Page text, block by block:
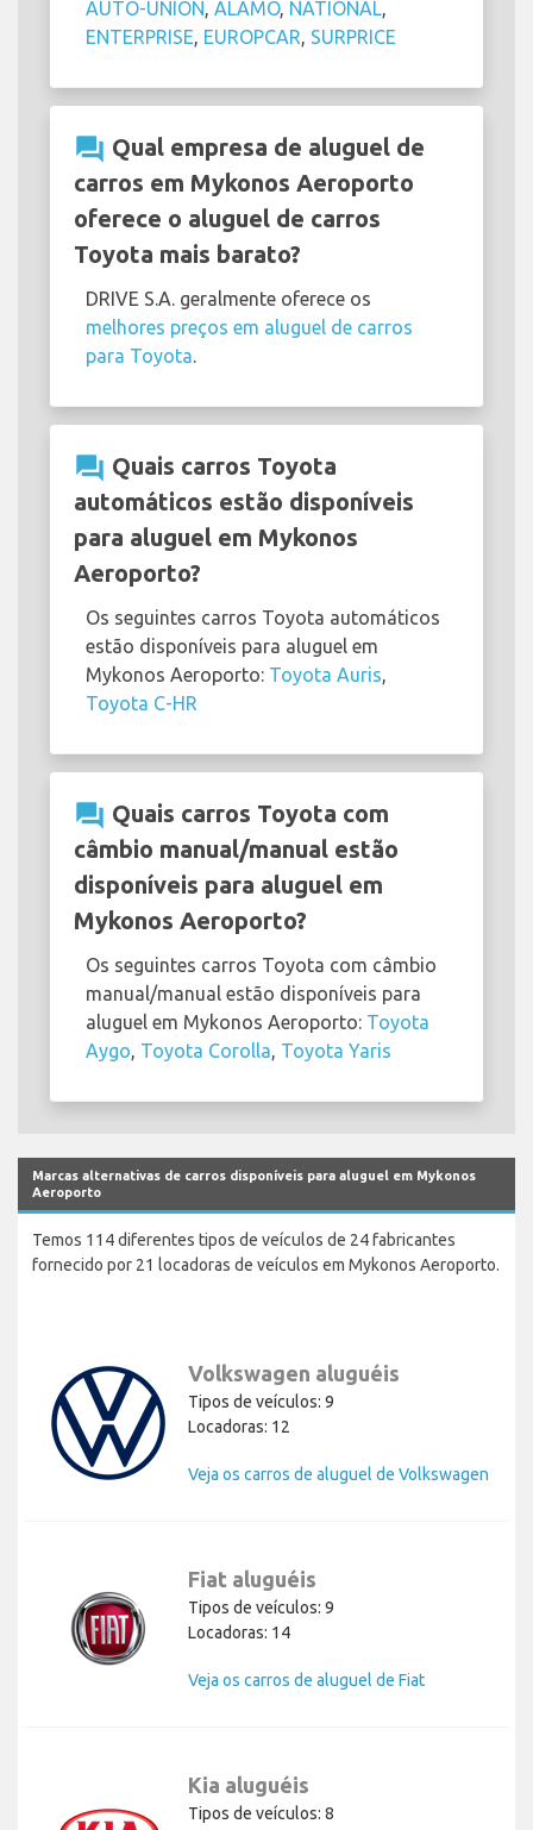
AUTO-UNION, ALAMO, NATIONAL,
ENTERPRISE, EUROPCAR, SURPRICE
question_answer Qual empresa de aluguel de
carros em Mykonos Aeroporto
oferece o aluguel de carros
Toyota mais barato?
DRIVE S.A. geralmente oferece os
melhores preços em aluguel de carros
para Toyota.
question_answer Quais carros Toyota
automáticos estão disponíveis
para aluguel em Mykonos
Aeroporto?
Os seguintes carros Toyota automáticos
estão disponíveis para aluguel em
Mykonos Aeroporto: Toyota Auris,
Toyota C-HR
question_answer Quais carros Toyota com
câmbio manual/manual estão
disponíveis para aluguel em
Mykonos Aeroporto?
Os seguintes carros Toyota com câmbio
manual/manual estão disponíveis para
aluguel em Mykonos Aeroporto: Toyota
Aygo, Toyota Corolla, Toyota Yaris
Marcas alternativas de carros disponíveis para aluguel em Mykonos
Aeroporto
Temos 114 diferentes tipos de veículos de 24 fabricantes
fornecido por 21 locadoras de veículos em Mykonos Aeroporto.
Volkswagen aluguéis
Tipos de veículos: 9
Locadoras: 12
Veja os carros de aluguel de Volkswagen
Fiat aluguéis
Tipos de veículos: 9
Locadoras: 14
Veja os carros de aluguel de Fiat
Kia aluguéis
Tipos de veículos: 8